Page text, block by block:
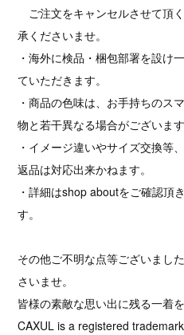
ご注文をキャンセルさせて頂
承くださいませ。
・海外に検品・梱包部署を設け
ていただきます。
・商品の色味は、お手持ちのス
物と若干異なる場合がございます
・イメージ違いやサイズ交換等
返品は対応出来かねます。
・詳細はshop aboutをご確認頂
す。
その他ご不明な点等ございまし
さいませ。
皆様の素敵な思い出に残る一着
CAXUL is a registered